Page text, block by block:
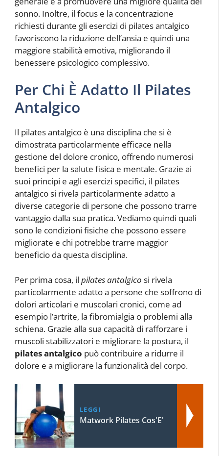
sonno. Inoltre, il focus e la concentrazione
richiesti durante gli esercizi di pilates antalgico
favoriscono la riduzione dell’ansia e quindi una
maggiore stabilità emotiva, migliorando il
benessere psicologico complessivo.
Per Chi È Adatto Il Pilates
Antalgico
Il pilates antalgico è una disciplina che si è
dimostrata particolarmente efficace nella
gestione del dolore cronico, offrendo numerosi
benefici per la salute fisica e mentale. Grazie ai
suoi principi e agli esercizi specifici, il pilates
antalgico si rivela particolarmente adatto a
diverse categorie di persone che possono trarre
vantaggio dalla sua pratica. Vediamo quindi quali
sono le condizioni fisiche che possono essere
migliorate e chi potrebbe trarre maggior
beneficio da questa disciplina.
Per prima cosa, il pilates antalgico si rivela
particolarmente adatto a persone che soffrono di
dolori articolari e muscolari cronici, come ad
esempio l’artrite, la fibromialgia o problemi alla
schiena. Grazie alla sua capacità di rafforzare i
muscoli stabilizzatori e migliorare la postura, il
pilates antalgico può contribuire a ridurre il
dolore e a migliorare la funzionalità del corpo.
LEGGI
Matwork Pilates Cos'E'